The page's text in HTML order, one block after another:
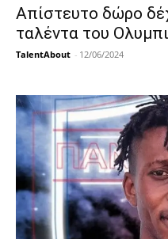
Απίστευτο δώρο
ταλέντα του
TalentAbout - 12/06/2024